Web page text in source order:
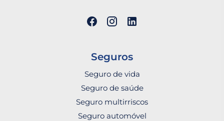
Seguros
Seguro de vida
Seguro de saúde
Seguro multirriscos
Seguro automóvel